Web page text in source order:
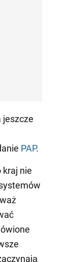
jeszcze
PAP.
kraj nie